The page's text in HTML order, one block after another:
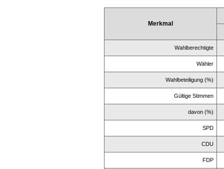
Merkmal
Wahlberechtigte
Wähler
Wahlbeteiligung (%)
Gültige Stimmen
davon (%)
SPD
CDU
FDP